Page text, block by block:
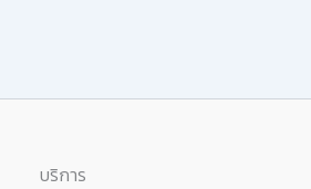
บริการ